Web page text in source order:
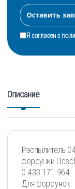
Я согласен с
Описание
Распылитель
форсунки
0 433 171 964
Для форсунок